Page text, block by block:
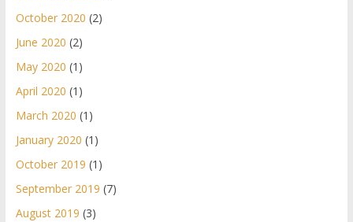
October 2020 (2)
June 2020 (2)
May 2020 (1)
April 2020 (1)
March 2020 (1)
January 2020 (1)
October 2019 (1)
September 2019 (7)
August 2019 (3)